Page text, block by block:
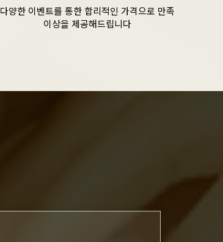
다양한 이벤트를 통한 합리적인 가격으로 만족
이상을 제공해드립니다